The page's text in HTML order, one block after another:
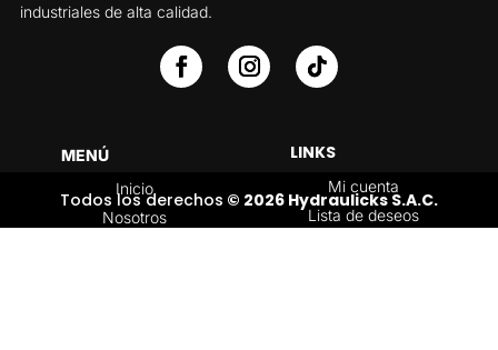
industriales de alta calidad.
MENÚ
Inicio
Nosotros
LINKS
Mi cuenta
Lista de deseos
Todos los derechos © 2026 Hydraulicks S.A.C.